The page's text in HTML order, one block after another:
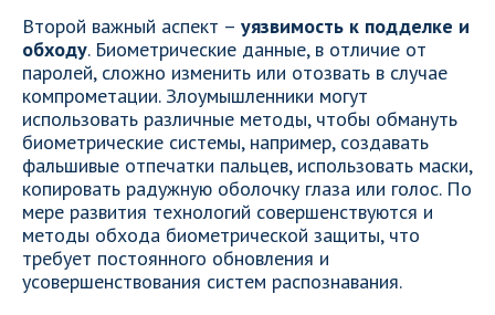
Второй важный аспект – уязвимость к подделке и
обходу. Биометрические данные, в отличие от
паролей, сложно изменить или отозвать в случае
компрометации. Злоумышленники могут
использовать различные методы, чтобы обмануть
биометрические системы, например, создавать
фальшивые отпечатки пальцев, использовать маски,
копировать радужную оболочку глаза или голос. По
мере развития технологий совершенствуются и
методы обхода биометрической защиты, что
требует постоянного обновления и
усовершенствования систем распознавания.